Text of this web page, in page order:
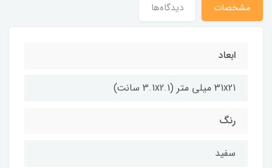
مشخصات دیدگاه‌ها
ابعاد
31x21 میلی متر (3.1x2.1 سانت)
رنگ
سفید